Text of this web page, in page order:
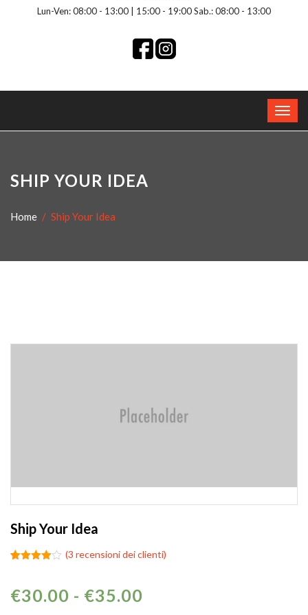
Lun-Ven: 08:00 - 13:00 | 15:00 - 19:00 Sab.: 08:00 - 13:00
SHIP YOUR IDEA
Home Ship Your Idea
Ship Your Idea
5 su
base di
(3 recensioni dei clienti)
€30.00 - €35.00